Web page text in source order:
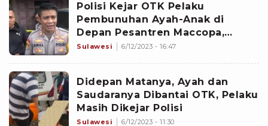
Polisi Kejar OTK Pelaku
Pembunuhan Ayah-Anak di
Depan Pesantren Maccopa,
Maros
Sulawesi 6/12/2023 - 16:47
Didepan Matanya, Ayah dan
Saudaranya Dibantai OTK, Pelaku
Masih Dikejar Polisi
Sulawesi 6/12/2023 - 11:30